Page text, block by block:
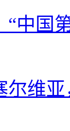
“中国
尔维